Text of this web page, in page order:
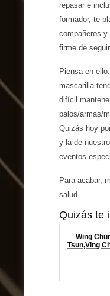
repasar e
formador, te
compañeros
firme de
Piensa en
mascarilla
difícil
palos/armas/
Quizás hoy
y la de
eventos
Para acabar,
salud
Quizás te
Wing
Tsun,Ving